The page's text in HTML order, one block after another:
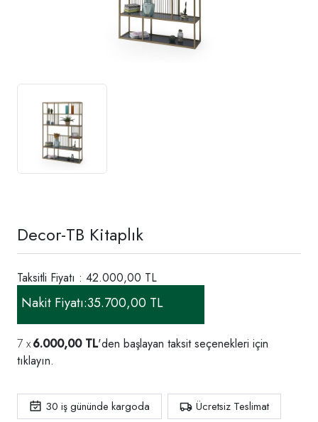
Decor-TB Kitaplık
Taksitli Fiyatı : 42.000,00 TL
Nakit Fiyatı:35.700,00 TL
6.000,00 TL'den başlayan taksit seçenekleri için
tıklayın.
30 iş gününde kargoda Ücretsiz Teslimat